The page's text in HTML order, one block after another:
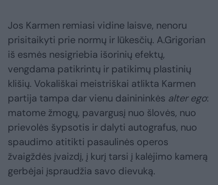
Jos Karmen remiasi vidine laisve, nenoru
prisitaikyti prie normų ir lūkesčių. A.Grigorian
iš esmės nesigriebia išorinių efektų,
vengdama patikrintų ir patikimų plastinių
klišių. Vokališkai meistriškai atlikta Karmen
partija tampa dar vienu dainininkės alter ego:
matome žmogų, pavargusį nuo šlovės, nuo
prievolės šypsotis ir dalyti autografus, nuo
spaudimo atitikti pasaulinės operos
žvaigždės įvaizdį, į kurį tarsi į kalėjimo kamerą
gerbėjai įspraudžia savo dievuką.